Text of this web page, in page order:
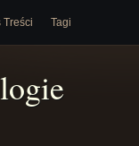
Treści Tagi